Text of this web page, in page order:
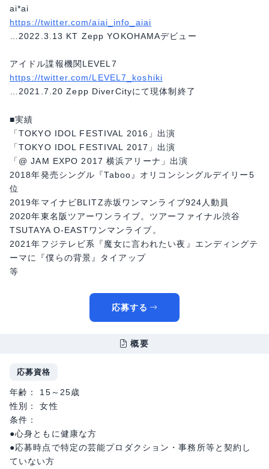
ai*ai
https://twitter.com/aiai_info_aiai
…2022.3.13 KT Zepp YOKOHAMAデビュー
アイドル諜報機関LEVEL7
https://twitter.com/LEVEL7_koshiki
…2021.7.20 Zepp DiverCityにて現体制終了
■実績
「TOKYO IDOL FESTIVAL 2016」出演
「TOKYO IDOL FESTIVAL 2017」出演
「@ JAM EXPO 2017 横浜アリーナ」出演
2018年発売シングル『Taboo』オリコンシングルデイリー5
位
2019年マイナビBLITZ赤坂ワンマンライブ924人動員
2020年東名阪ツアーワンライブ。ツアーファイナル渋谷
TSUTAYA O-EASTワンマンライブ。
2021年フジテレビ系『魔女に言われたい夜』エンディングテ
ーマに『僕らの背景』タイアップ
等
応募する
概要
応募資格
年齢： 15～25歳
性別： 女性
条件：
●心身ともに健康な方
●応募時点で特定の芸能プロダクション・事務所等と契約し
ていない方